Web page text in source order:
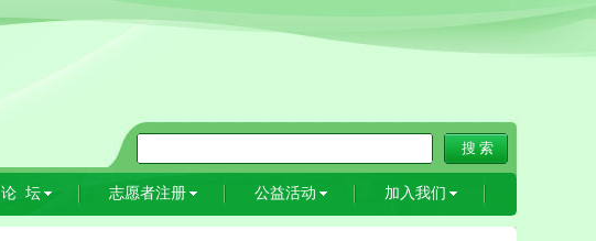
论 坛 志愿者注册 公益活动 加入我们